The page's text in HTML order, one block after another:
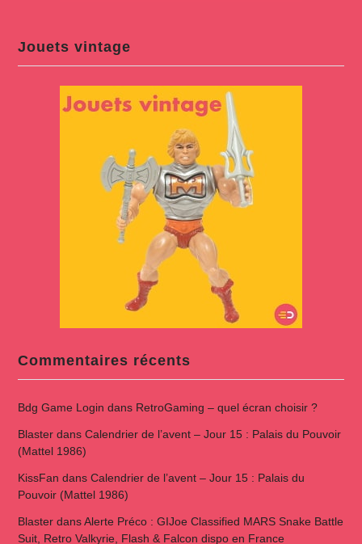
Jouets vintage
Commentaires récents
Bdg Game Login dans RetroGaming – quel écran choisir ?
Blasterdans Calendrier de l’avent – Jour 15 : Palais du Pouvoir
(Mattel 1986)
KissFan dans Calendrier de l’avent – Jour 15 : Palais du
Pouvoir (Mattel 1986)
BlasterdansAlerte Préco : GIJoe Classified MARS Snake Battle
Suit, Retro Valkyrie, Flash & Falcon dispo en France